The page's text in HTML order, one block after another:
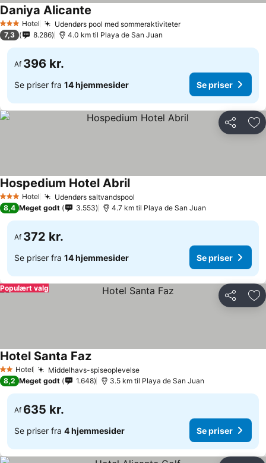
3 StjernerHotel Udendørs pool med sommeraktiviteter
Daniya Alicante
7,3 8.286 4.0 km til Playa de San Juan
Af 396 kr.
Se priser fra 14 hjemmesider Se priser
Del
3 StjernerHotel Udendørs saltvandspool
Hospedium Hotel Abril
8,4 Meget godt 3.553 4.7 km til Playa de San Juan
Af 372 kr.
Se priser fra 14 hjemmesider Se priser
Del
Populært valg
2 Stjerner
Hotel Middelhavs-spiseoplevelse
Hotel Santa Faz
8,2 Meget godt 1.648 3.5 km til Playa de San Juan
Af 635 kr.
Se priser fra 4 hjemmesider Se priser